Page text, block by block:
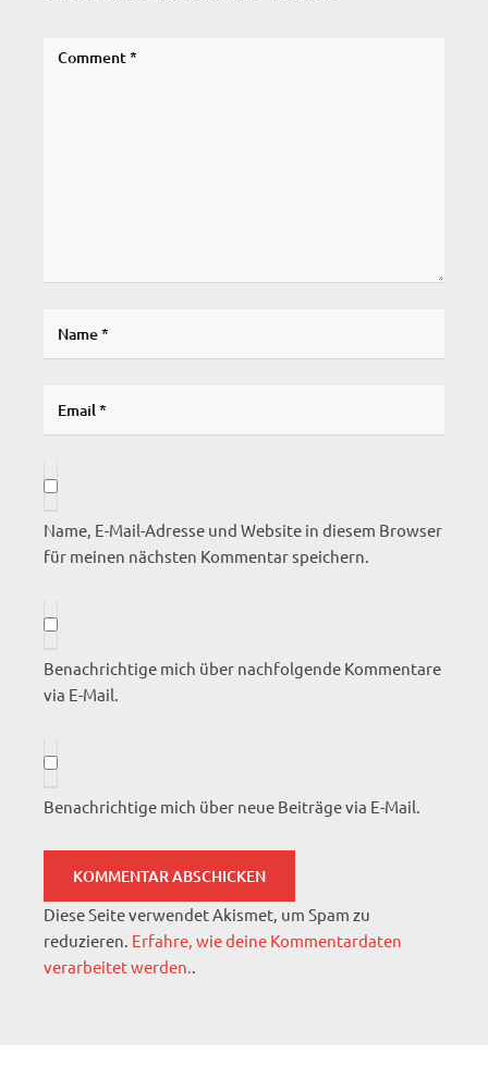
Name, E-Mail-Adresse und Website in diesem Browser
für meinen nächsten Kommentar speichern.
Benachrichtige mich über nachfolgende Kommentare
via E-Mail.
Benachrichtige mich über neue Beiträge via E-Mail.
Diese Seite verwendet Akismet, um Spam zu
reduzieren. Erfahre, wie deine Kommentardaten
verarbeitet werden.